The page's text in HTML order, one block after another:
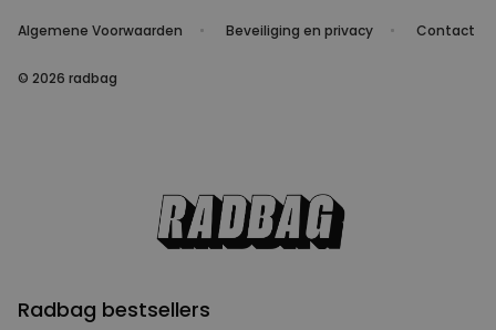
Algemene Voorwaarden Beveiliging en privacy Contact
© 2026 radbag
Radbag bestsellers